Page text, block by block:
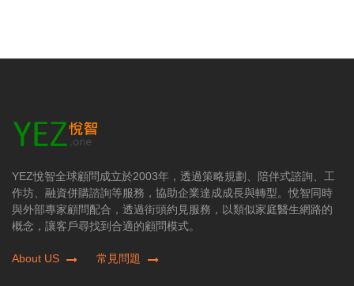
YEZ悅智全球顧問成立於2003年，透過策略規劃、陪伴式諮詢、工
作坊、融資併購諮詢等服務，協助企業達成成長與轉型。悅智同時
與外部專家顧問配合，透過街頭約見服務，以類似家庭醫生網路的
概念，讓客戶尋找到合適的顧問模式。
About US 常見問題